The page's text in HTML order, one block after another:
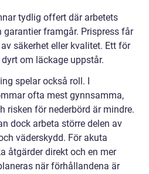
tydlig offert där arbetets
framgår. Prispress får
säkerhet eller kvalitet. Ett för
om läckage uppstår.
spelar också roll. I
ofta mest gynnsamma,
risken för nederbörd är mindre.
dock arbeta större delen av
väderskydd. För akuta
åtgärder direkt och en mer
när förhållandena är